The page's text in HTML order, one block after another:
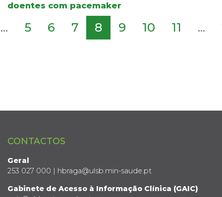
doentes com pacemaker
... 5 6 7 8 9 10 11 ...
CONTACTOS
Geral
253 027 000 | hbraga@ulsb.min-saude.pt
Gabinete de Acesso à Informação Clínica (GAIC)